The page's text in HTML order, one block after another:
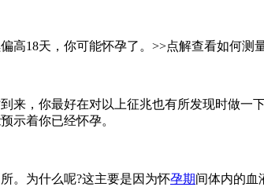
高18天，你可能怀孕了。>>点解查看如何测
来，你最好在对以上征兆也有所发现时做
示着你已经怀孕。
。为什么呢?这主要是因为怀孕期间体内的血